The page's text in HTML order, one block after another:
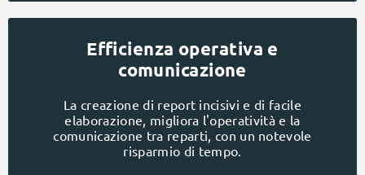
Efficienza operativa e
comunicazione
La creazione di report incisivi e di facile
elaborazione, migliora l'operatività e la
comunicazione tra reparti, con un notevole
risparmio di tempo.